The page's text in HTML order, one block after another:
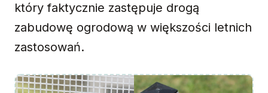
który faktycznie zastępuje drogą
zabudowę ogrodową w większości letnich
zastosowań.